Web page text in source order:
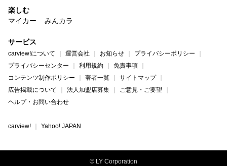
楽しむ
マイカー
みんカラ
サービス
carview!について 運営会社 お知らせ
プライバシーポリシー
プライバシーセンター
利用規約
免責事項
コンテンツ制作ポリシー
著者一覧
サイトマップ
広告掲載について
法人加盟店募集
ご意見・ご要望
ヘルプ・お問い合わせ
carview! Yahoo! JAPAN
© LY Corporation